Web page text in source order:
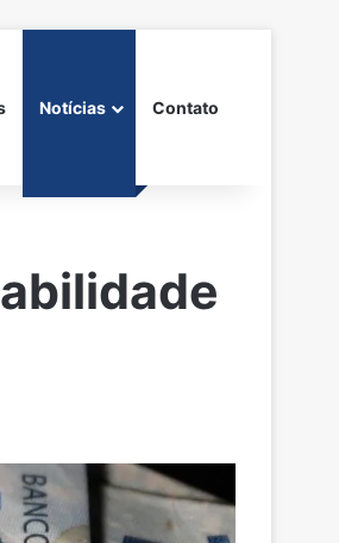
Notícias Contato